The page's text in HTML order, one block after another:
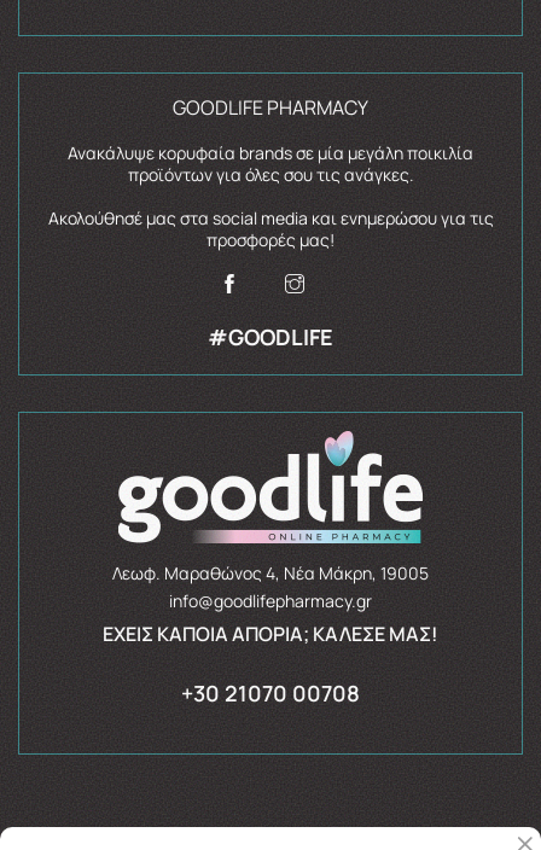
GOODLIFE PHARMACY
Ανακάλυψε κορυφαία brands σε μία μεγάλη ποικιλία
προϊόντων για όλες σου τις ανάγκες.
Ακολούθησέ μας στα social media και ενημερώσου για τις
προσφορές μας!
#GOODLIFE
Λεωφ. Μαραθώνος 4, Νέα Μάκρη, 19005
info@goodlifepharmacy.gr
ΈΧΕΙΣ ΚΆΠΟΙΑ ΑΠΟΡΊΑ; ΚΆΛΕΣΈ ΜΑΣ!
+30 21070 00708